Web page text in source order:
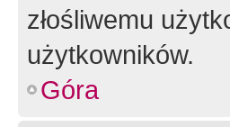
złośliwemu
użytkowników.
Góra